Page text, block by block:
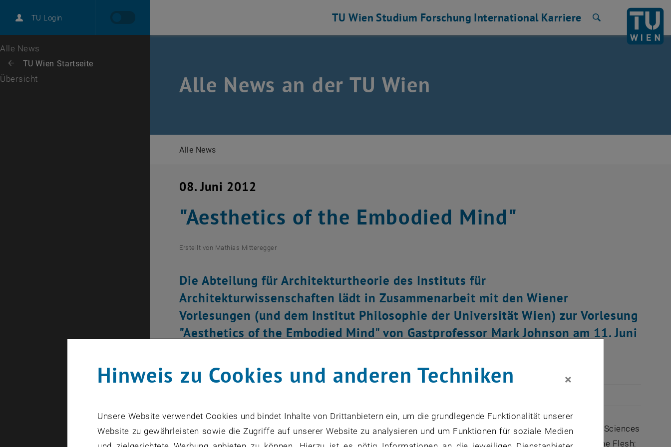
TU Login
Karriere
Zur 1. Menü Ebene
Alle News
Zurück: Subseiten von TU Wien Startseite auflisten
Zurück zur letzten Ebene:
TU Wien Startseite
Übersicht
TU Wien Studium Forschung International Karriere
Alle News an der TU Wien
Alle News
08. Juni 2012
"Aesthetics of the Embodied Mind"
Erstellt von Mathias Mitteregger
Die Abteilung für Architekturtheorie des Instituts für
Architekturwissenschaften lädt in Zusammenarbeit mit den Wiener
Vorlesungen (und dem Institut Philosophie der Universität Wien) zur Vorlesung
"Aesthetics of the Embodied Mind" von Gastprofessor Mark Johnson am 11. Juni
Mit Mark Johnson trägt einer der bedeutendsten Akteure in der Schnittmenge von Philosophie und Cognitive Sciences
zum ersten Mal in Wien vor. In seinem gemeinsam mit George Lakoff veröffentlichten Buch "Philosophy in the Flesh:
Hinweis zu Cookies und anderen Techniken ×
Unsere Website verwendet Cookies und bindet Inhalte von Drittanbietern ein, um die grundlegende Funktionalität unserer
Website zu gewährleisten sowie die Zugriffe auf unserer Website zu analysieren und um Funktionen für soziale Medien